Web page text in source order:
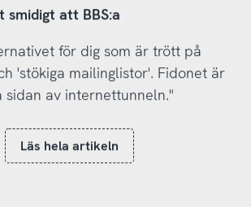
smidigt att BBS:a
för dig som är trött på
'stökiga mailinglistor'. Fidonet är
sidan av internettunneln."
Läs hela artikeln